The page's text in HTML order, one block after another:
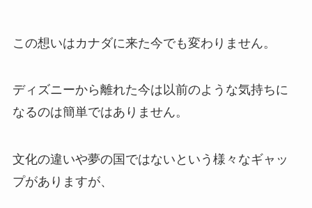
この想いはカナダに来た今でも変わりません。
ディズニーから離れた今は以前のような気持ちに
なるのは簡単ではありません。
文化の違いや夢の国ではないという様々なギャッ
プがありますが、